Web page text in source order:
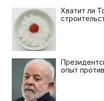
Хватит ли
опыт